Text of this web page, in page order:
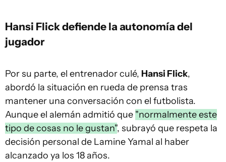
Hansi Flick defiende la autonomía del
jugador
Por su parte, el entrenador culé, Hansi Flick,
abordó la situación en rueda de prensa tras
mantener una conversación con el futbolista.
Aunque el alemán admitió que "normalmente este
tipo de cosas no le gustan", subrayó que respeta la
decisión personal de Lamine Yamal al haber
alcanzado ya los 18 años.